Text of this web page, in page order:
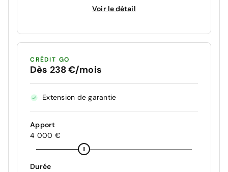
Voir le détail
CRÉDIT GO
Dès 238 €/mois
Extension de garantie
Apport
4 000 €
Durée